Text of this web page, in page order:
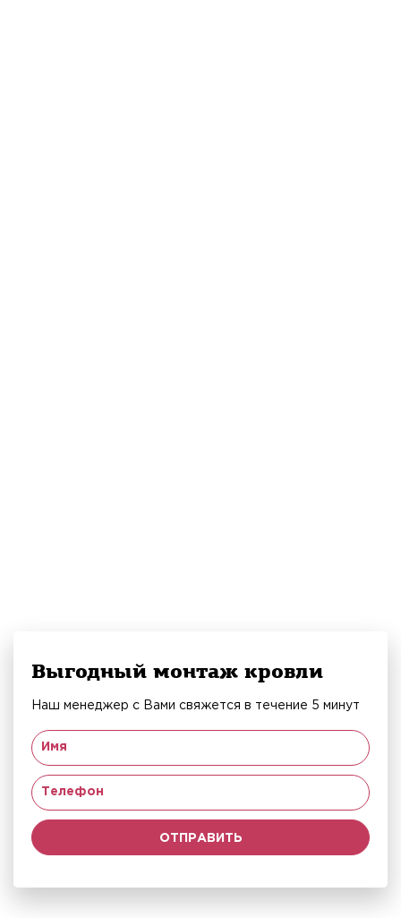
Выгодный монтаж кровли
Наш менеджер с Вами свяжется в течение 5 минут